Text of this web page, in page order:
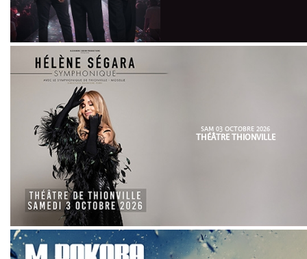
SAM 03 OCTOBRE 2026
THÉÂTRE THIONVILLE